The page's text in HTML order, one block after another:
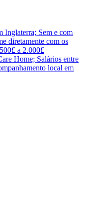
Inglaterra; Sem e com
diretamente com os
a 2.000£
Home; Salários entre
local em